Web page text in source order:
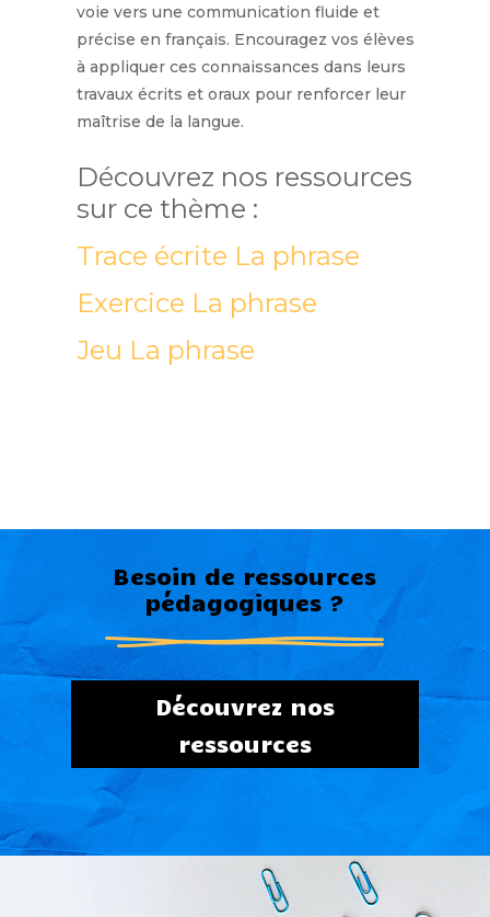
voie vers une communication fluide et
précise en français. Encouragez vos élèves
à appliquer ces connaissances dans leurs
travaux écrits et oraux pour renforcer leur
maîtrise de la langue.
Découvrez nos ressources
sur ce thème :
Trace écrite La phrase
Exercice La phrase
Jeu La phrase
Besoin de ressources
pédagogiques ?
Découvrez nos
ressources